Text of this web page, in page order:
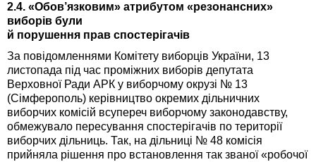
2.4. «Обов’язковим» атрибутом «резонансних»
виборів були
й порушення прав спостерігачів
За повідомленнями Комітету виборців України, 13
листопада під час проміжних виборів депутата
Верховної Ради АРК у виборчому окрузі № 13
(Сімферополь) керівництво окремих дільничних
виборчих комісій всупереч виборчому законодавству,
обмежувало пересування спостерігачів по території
виборчих дільниць. Так, на дільниці № 48 комісія
прийняла рішення про встановлення так званої «робочої